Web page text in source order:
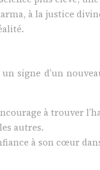
à la justice
signe d’un
à trouver
autres.
à son cœur